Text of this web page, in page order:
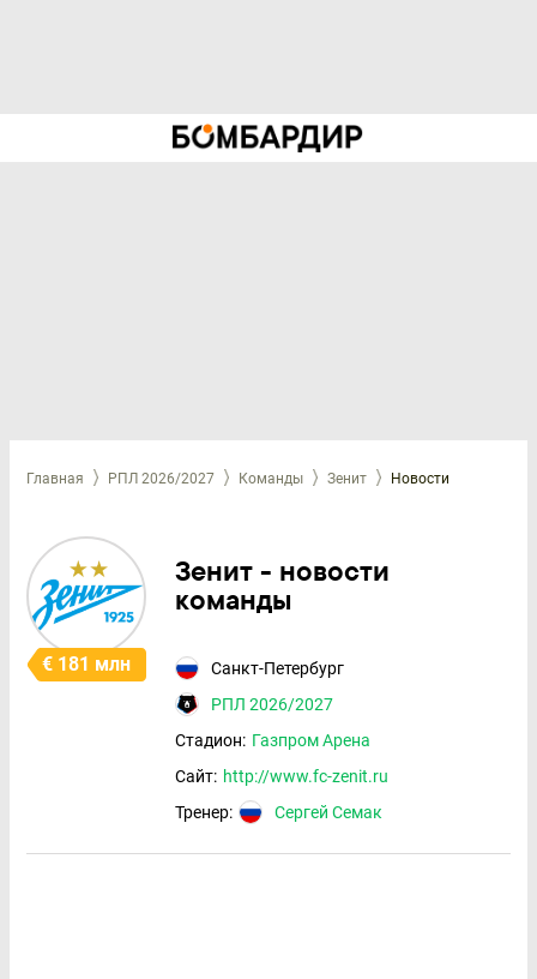
Главная РПЛ 2026/2027 Команды Зенит Новости
€ 181 млн
Зенит - новости
команды
Санкт-Петербург
РПЛ 2026/2027
Стадион: Газпром Арена
Сайт: http://www.fc-zenit.ru
Тренер:
Сергей Семак